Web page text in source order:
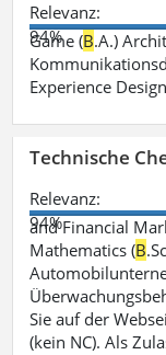
Relevanz:
94%
Game (B.A.)
Experience
Technische
Relevanz:
94%
and Financial
Mathematics (B
Sie auf der
(kein NC). Als